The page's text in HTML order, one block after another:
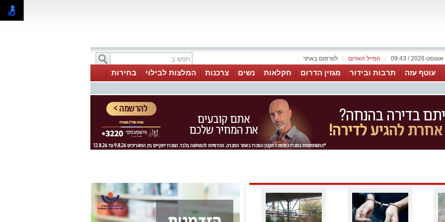
לפרסום באתר המייל האדום
עוטף עזה תרבות ובידור מגזין הדרום חקלאות נשים צרכנות המלצות לבילוי
בחירות